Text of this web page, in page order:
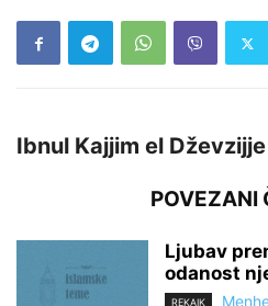
Ibnul Kajjim el Dževzijje
POVEZANI
Ljubav
odanost
REKAIK